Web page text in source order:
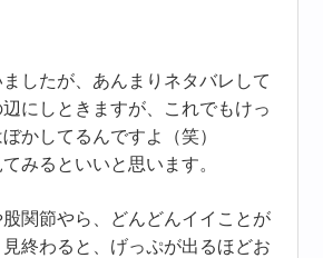
したが、あんまりネタバレして
にしときますが、これでもけっ
かしてるんですよ（笑）
みるといいと思います。
関節やら、どんどんイイことが
終わると、げっぷが出るほどお